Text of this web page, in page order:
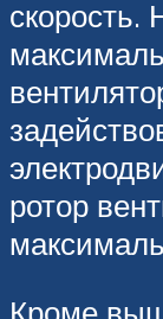
скорость.
ротор